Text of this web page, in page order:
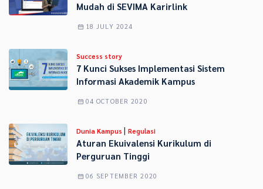
Mudah di SEVIMA Karirlink
18 JULY 2024
Success story
7 Kunci Sukses Implementasi Sistem
Informasi Akademik Kampus
04 OCTOBER 2020
Dunia Kampus | Regulasi
Aturan Ekuivalensi Kurikulum di
Perguruan Tinggi
06 SEPTEMBER 2020